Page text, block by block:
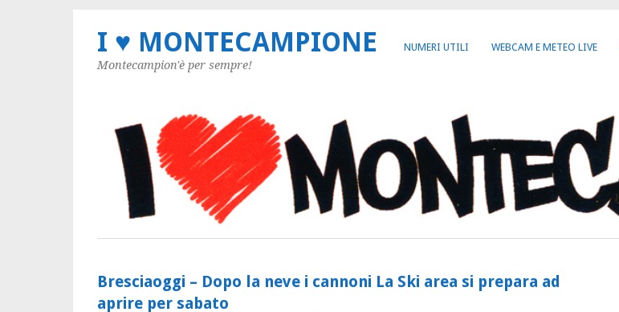
NUMERI UTILI WEBCAM E METEO LIVE
I ♥ MONTECAMPIONE
Montecampion'è per sempre!
Bresciaoggi – Dopo la neve i cannoni La Ski area si prepara ad
aprire per sabato